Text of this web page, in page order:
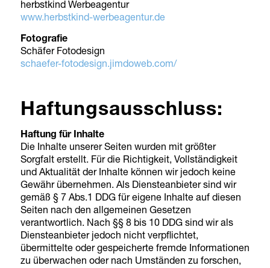
herbstkind Werbeagentur
www.herbstkind-werbeagentur.de
Fotografie
Schäfer Fotodesign
schaefer-fotodesign.jimdoweb.com/
Haftungsausschluss:
Haftung für Inhalte
Die Inhalte unserer Seiten wurden mit größter
Sorgfalt erstellt. Für die Richtigkeit, Vollständigkeit
und Aktualität der Inhalte können wir jedoch keine
Gewähr übernehmen. Als Diensteanbieter sind wir
gemäß § 7 Abs.1 DDG für eigene Inhalte auf diesen
Seiten nach den allgemeinen Gesetzen
verantwortlich. Nach §§ 8 bis 10 DDG sind wir als
Diensteanbieter jedoch nicht verpflichtet,
übermittelte oder gespeicherte fremde Informationen
zu überwachen oder nach Umständen zu forschen,